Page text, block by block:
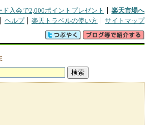
ド入会で2,000ポイントプレゼント
楽天市場へ
ヘルプ 楽天トラベルの使い方 サイトマップ